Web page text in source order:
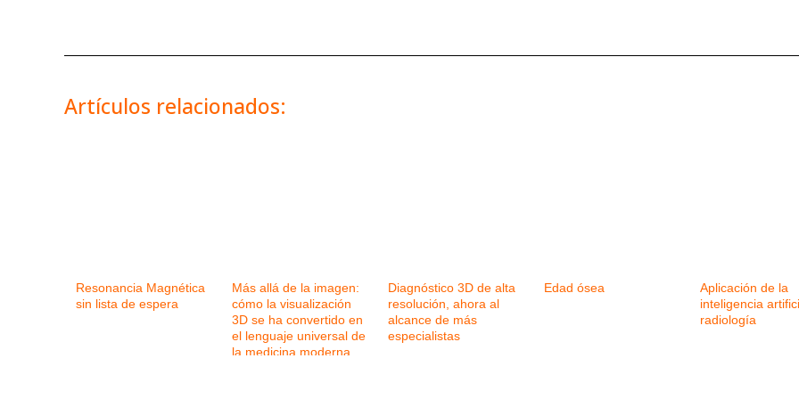
Artículos relacionados:
Resonancia Magnética
sin lista de espera
Más allá de la imagen:
cómo la visualización
3D se ha convertido en
el lenguaje universal de
la medicina moderna
Diagnóstico 3D de alta
resolución, ahora al
alcance de más
especialistas
Edad ósea
Aplicación de la
inteligencia
radiología